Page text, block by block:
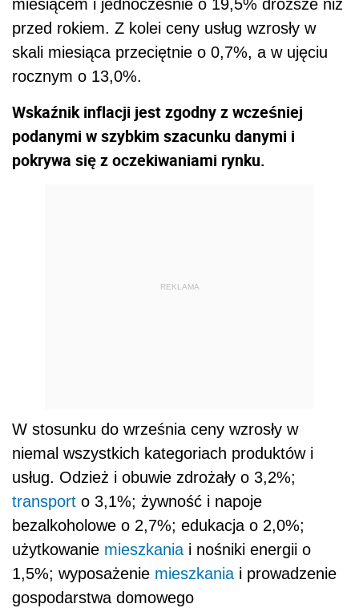
miesiącem i jednocześnie o 19,5% droższe niż
przed rokiem. Z kolei ceny usług wzrosły w
skali miesiąca przeciętnie o 0,7%, a w ujęciu
rocznym o 13,0%.
Wskaźnik inflacji jest zgodny z wcześniej
podanymi w szybkim szacunku danymi i
pokrywa się z oczekiwaniami rynku.
REKLAMA
W stosunku do września ceny wzrosły w
niemal wszystkich kategoriach produktów i
usług. Odzież i obuwie zdrożały o 3,2%;
transport o 3,1%; żywność i napoje
bezalkoholowe o 2,7%; edukacja o 2,0%;
użytkowanie mieszkania i nośniki energii o
1,5%; wyposażenie mieszkania i prowadzenie
gospodarstwa domowego